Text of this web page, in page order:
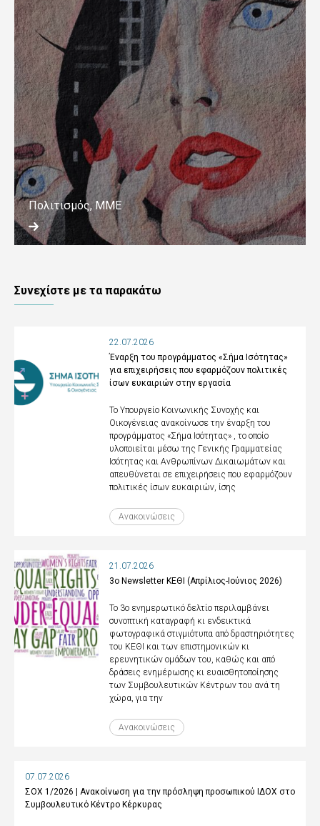
Πολιτισμός, ΜΜΕ
Συνεχίστε με τα παρακάτω
22.07.2026
Έναρξη του προγράμματος «Σήμα Ισότητας»
για επιχειρήσεις που εφαρμόζουν πολιτικές
ίσων ευκαιριών στην εργασία
Το Υπουργείο Κοινωνικής Συνοχής και
Οικογένειας ανακοίνωσε την έναρξη του
προγράμματος «Σήμα Ισότητας» , το οποίο
υλοποιείται μέσω της Γενικής Γραμματείας
Ισότητας και Ανθρωπίνων Δικαιωμάτων και
απευθύνεται σε επιχειρήσεις που εφαρμόζουν
πολιτικές ίσων ευκαιριών, ίσης
Ανακοινώσεις
21.07.2026
3ο Newsletter ΚΕΘΙ (Απρίλιος-Ιούνιος 2026)
Το 3ο ενημερωτικό δελτίο περιλαμβάνει
συνοπτική καταγραφή κι ενδεικτικά
φωτογραφικά στιγμιότυπα από δραστηριότητες
του ΚΕΘΙ και των επιστημονικών κι
ερευνητικών ομάδων του, καθώς και από
δράσεις ενημέρωσης κι ευαισθητοποίησης
των Συμβουλευτικών Κέντρων του ανά τη
χώρα, για την
Ανακοινώσεις
07.07.2026
ΣΟΧ 1/2026 | Ανακοίνωση για την πρόσληψη προσωπικού ΙΔΟΧ στο
Συμβουλευτικό Κέντρο Κέρκυρας